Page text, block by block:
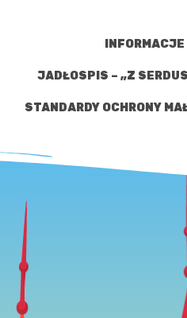
JADŁOSPIS – „Z
STANDARDY OCHRONY